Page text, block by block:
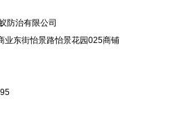
防治有限公司
东街怡景路怡景花园025商铺